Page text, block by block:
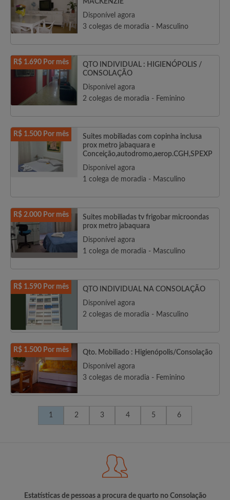
MACKENZIE
Disponível agora
3 colegas de moradia - Masculino
R$ 1.690 Por mês
QTO INDIVIDUAL : HIGIENÓPOLIS /
CONSOLAÇÃO
Disponível agora
2 colegas de moradia - Feminino
R$ 1.500 Por mês
Suites mobiliadas com copinha inclusa
prox metro jabaquara e
Conceição,autodromo,aerop.CGH,SPEXP
Disponível agora
1 colega de moradia - Masculino
R$ 2.000 Por mês
Suites mobiliadas tv frigobar microondas
prox metro jabaquara
Disponível agora
1 colega de moradia - Masculino
R$ 1.590 Por mês
QTO INDIVIDUAL NA CONSOLAÇÃO
Disponível agora
2 colegas de moradia - Masculino
R$ 1.500 Por mês
Qto. Mobiliado : Higienópolis/Consolação
Disponível agora
3 colegas de moradia - Feminino
1 2 3 4 5 6
Estatísticas de pessoas a procura de quarto no Consolação